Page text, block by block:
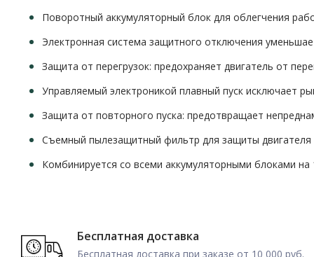
Поворотный аккумуляторный блок для облегчения
Электронная система защитного отключения
Защита от перегрузок: предохраняет двигатель от
Управляемый электроникой плавный пуск исключает
Защита от повторного пуска: предотвращает
Съемный пылезащитный фильтр для защиты двигателя
Комбинируется со всеми аккумуляторными блоками
Бесплатная доставка
Бесплатная доставка при заказе от 10 000 руб.